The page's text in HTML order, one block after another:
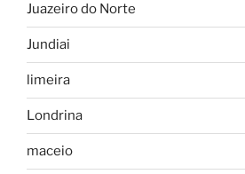
Juazeiro do Norte
Jundiai
limeira
Londrina
maceio